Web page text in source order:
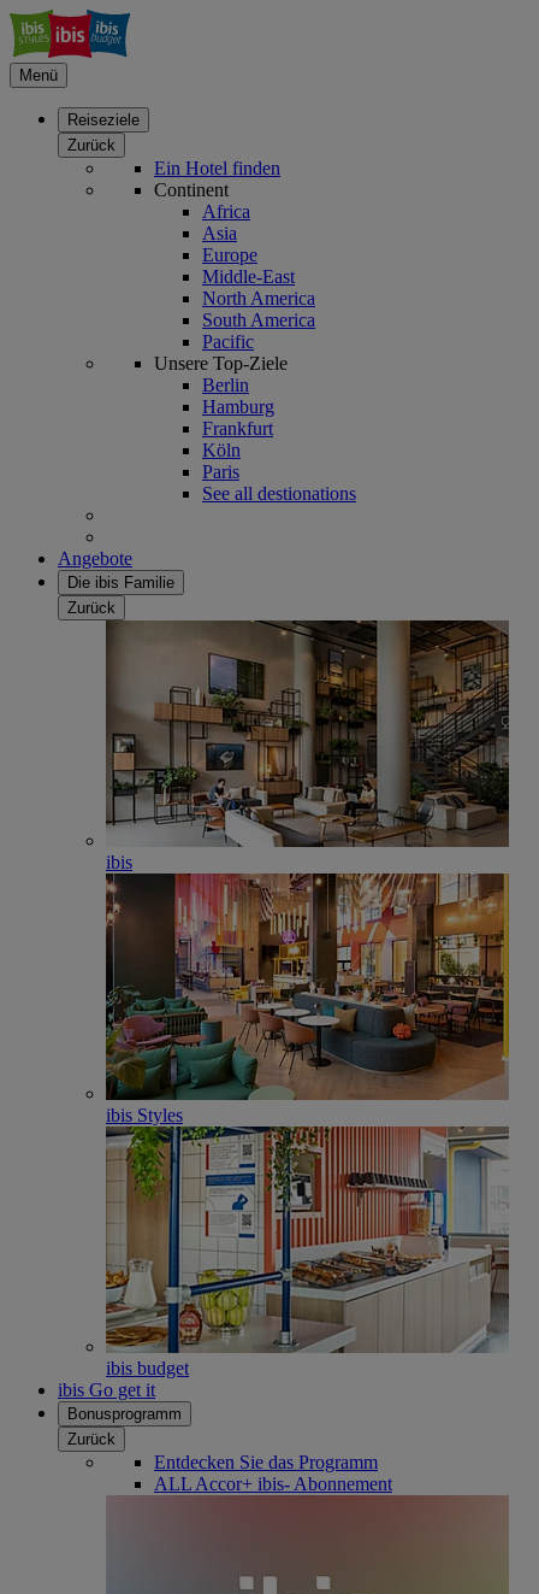
Menü
Reiseziele
Zurück
Ein Hotel finden
Continent
Africa
Asia
Europe
Middle-East
North America
South America
Pacific
Unsere Top-Ziele
Berlin
Hamburg
Frankfurt
Köln
Paris
See all destionations
Angebote
Die ibis Familie
Zurück
ibis
ibis Styles
ibis budget
ibis Go get it
Bonusprogramm
Zurück
Entdecken Sie das Programm
ALL Accor+ ibis- Abonnement